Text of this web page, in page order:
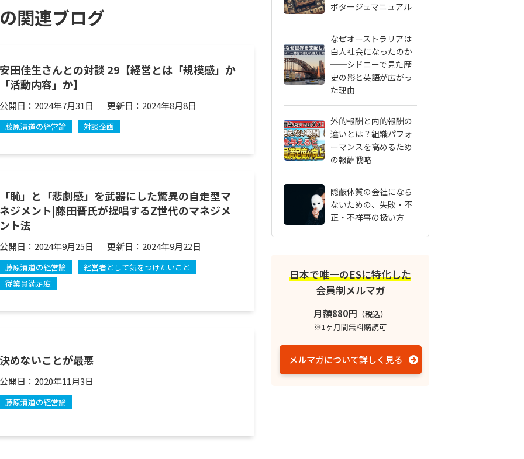
関連ブログ
安田佳生さんとの対談 29【経営とは「規模感」か
「活動内容」か】
公開日： 2024年7月31日 更新日： 2024年8月8日
藤原清道の経営論 対談企画
「恥」と「悲劇感」を武器にした驚異の自走型マ
ネジメント|藤田晋氏が提唱するZ世代のマネジメ
ント法
公開日： 2024年9月25日 更新日： 2024年9月22日
藤原清道の経営論
経営者として気をつけたいこと
従業員満足度
決めないことが最悪
公開日： 2020年11月3日
藤原清道の経営論
ボタージュマニュアル
なぜオーストラリアは
白人社会になったのか
──シドニーで見た歴
史の影と英語が広がっ
た理由
外的報酬と内的報酬の
違いとは？組織パフォ
ーマンスを高めるため
の報酬戦略
隠蔽体質の会社になら
ないための、失敗・不
正・不祥事の扱い方
日本で唯一のESに特化した
会員制メルマガ
月額880円 （税込）
※1ヶ月間無料購読可
メルマガについて詳しく見る